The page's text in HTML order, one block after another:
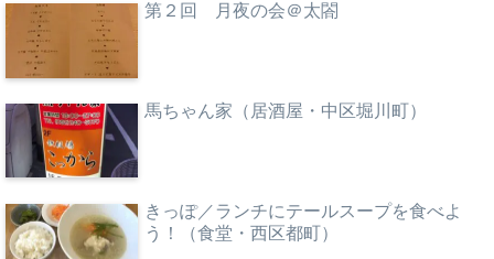
第２回 月夜の会＠太閤
馬ちゃん家（居酒屋・中区堀川町）
きっぽ／ランチにテールスープを食べよ
う！（食堂・西区都町）